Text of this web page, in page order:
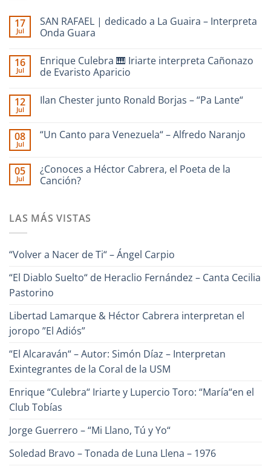
17
Jul
SAN RAFAEL | dedicado a La Guaira – Interpreta
Onda Guara
comentarios
en
SAN
dedicado
–
Interpreta
16
Jul
Enrique Culebra 🎹 Iriarte interpreta Cañonazo
de Evaristo Aparicio
comentarios
🎹
Iriarte
Evaristo
Aparicio
12
Jul
Ilan Chester junto Ronald Borjas – “Pa Lante“
en
Ronald
Borjas
–
08
Jul
“Un Canto para Venezuela“ – Alfredo Naranjo
en
“Un
Canto
Alfredo
05
Jul
¿Conoces a Héctor Cabrera, el Poeta de la
Canción?
en
¿Conoces
el
de
la
Canción?
LAS MÁS VISTAS
“Volver a Nacer de Ti“ – Ángel Carpio
“El Diablo Suelto“ de Heraclio Fernández – Canta Cecilia
Pastorino
Libertad Lamarque & Héctor Cabrera interpretan el
joropo ”El Adiós”
“El Alcaraván“ – Autor: Simón Díaz – Interpretan
Exintegrantes de la Coral de la USM
Enrique “Culebra“ Iriarte y Lupercio Toro: “María“en el
Club Tobías
Jorge Guerrero – “Mi Llano, Tú y Yo“
Soledad Bravo – Tonada de Luna Llena – 1976